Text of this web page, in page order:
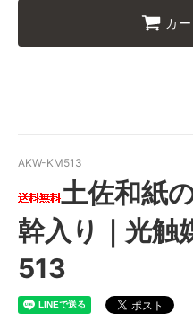
カ
AKW-KM513
土佐和紙
幹入り｜光触
513